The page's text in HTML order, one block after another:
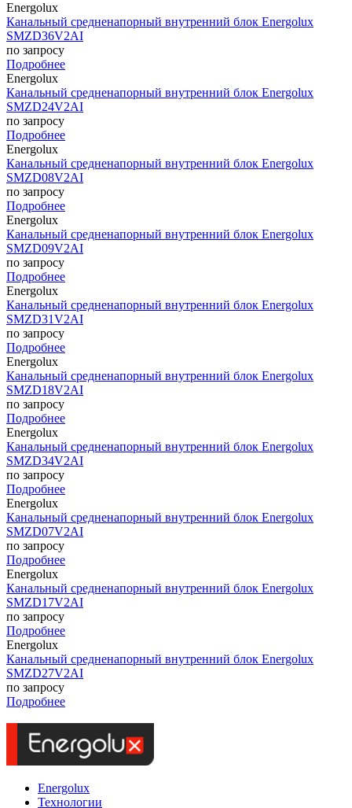
Energolux
Канальный средненапорный внутренний блок Energolux
SMZD36V2AI
по запросу
Подробнее
Energolux
Канальный средненапорный внутренний блок Energolux
SMZD24V2AI
по запросу
Подробнее
Energolux
Канальный средненапорный внутренний блок Energolux
SMZD08V2AI
по запросу
Подробнее
Energolux
Канальный средненапорный внутренний блок Energolux
SMZD09V2AI
по запросу
Подробнее
Energolux
Канальный средненапорный внутренний блок Energolux
SMZD31V2AI
по запросу
Подробнее
Energolux
Канальный средненапорный внутренний блок Energolux
SMZD18V2AI
по запросу
Подробнее
Energolux
Канальный средненапорный внутренний блок Energolux
SMZD34V2AI
по запросу
Подробнее
Energolux
Канальный средненапорный внутренний блок Energolux
SMZD07V2AI
по запросу
Подробнее
Energolux
Канальный средненапорный внутренний блок Energolux
SMZD17V2AI
по запросу
Подробнее
Energolux
Канальный средненапорный внутренний блок Energolux
SMZD27V2AI
по запросу
Подробнее
Energolux
Технологии